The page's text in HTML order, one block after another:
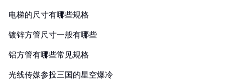
电梯的尺寸有哪些规格
镀锌方管尺寸一般有哪些
铝方管有哪些常见规格
光线传媒参投三国的星空爆冷